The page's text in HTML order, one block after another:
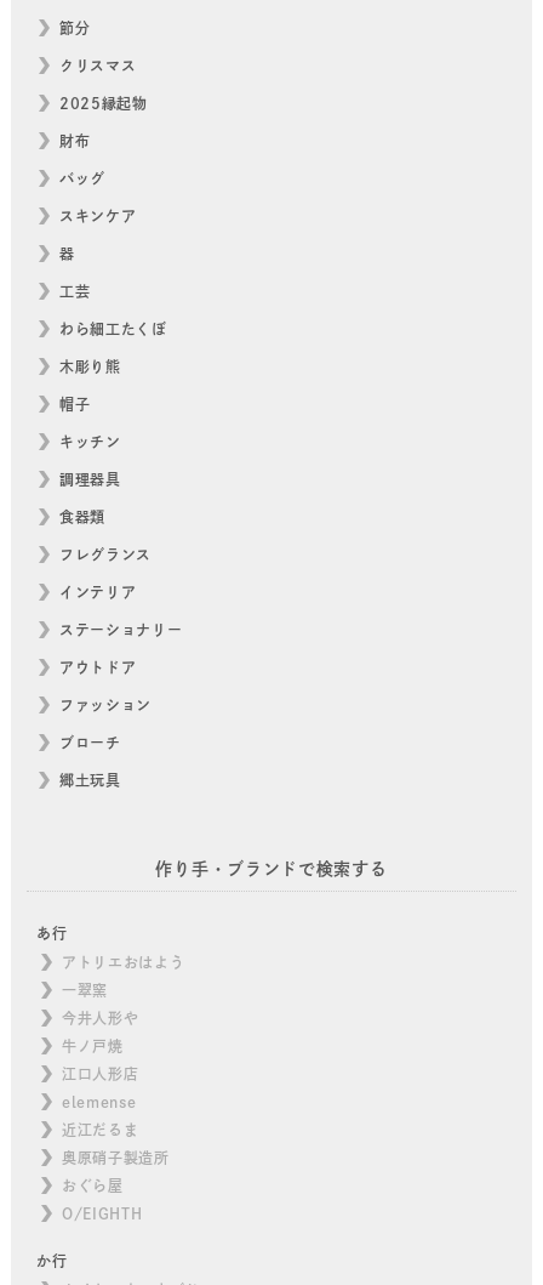
節分
クリスマス
2025縁起物
財布
バッグ
スキンケア
器
工芸
わら細工たくぼ
木彫り熊
帽子
キッチン
調理器具
食器類
フレグランス
インテリア
ステーショナリー
アウトドア
ファッション
ブローチ
郷土玩具
作り手・ブランドで検索する
あ行
アトリエおはよう
一翠窯
今井人形や
牛ノ戸焼
江口人形店
elemense
近江だるま
奥原硝子製造所
おぐら屋
O/EIGHTH
か行